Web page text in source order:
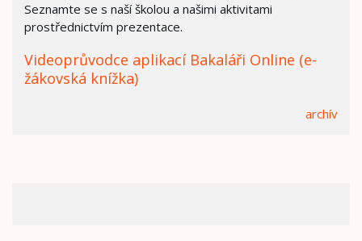
Seznamte se s naší školou a našimi aktivitami
prostřednictvím prezentace.
Videoprůvodce aplikací Bakaláři Online (e-
žákovská knížka)
archív